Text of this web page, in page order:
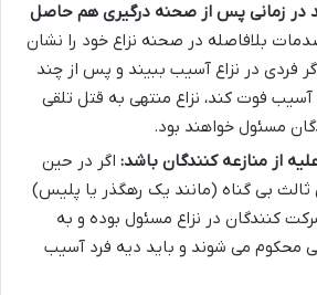
در زمانی پس از صحنه درگیری هم حاصل
بلافاصله در صحنه نزاع خود را نشان
فردی در نزاع آسیب ببیند و پس از چند
فوت کند، نزاع منتهی به قتل تلقی
مسئول خواهند بود.
از منازعه کنندگان باشد: اگر در حین
بی گناه (مانند یک رهگذر یا پلیس)
کنندگان در نزاع مسئول بوده و به
محکوم می شوند و باید دیه فرد آسیب